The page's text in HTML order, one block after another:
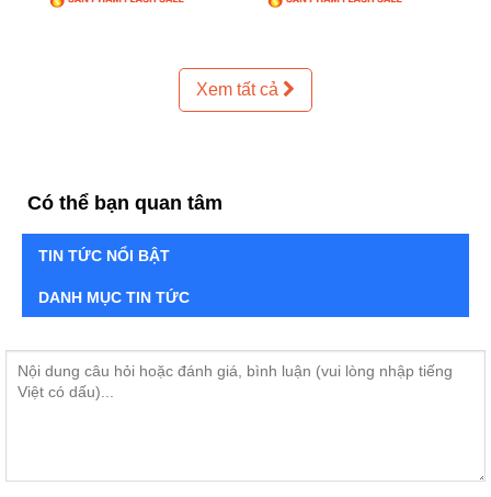
Xem tất cả
Có thể bạn quan tâm
TIN TỨC NỔI BẬT
DANH MỤC TIN TỨC